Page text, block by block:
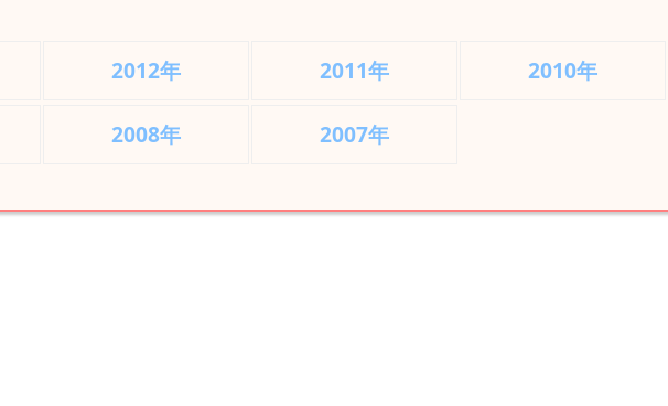
2012年 2011年 2010年
2008年 2007年